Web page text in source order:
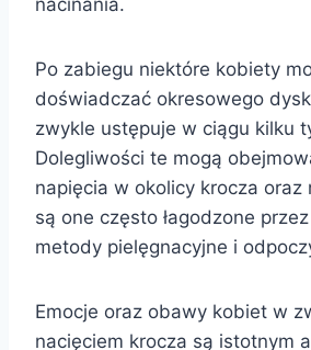
nacinania.
Po zabiegu niektóre kobiety
doświadczać okresowego
zwykle ustępuje w ciągu kilku
Dolegliwości te mogą
napięcia w okolicy krocza oraz
są one często łagodzone
metody pielęgnacyjne i
Emocje oraz obawy kobiet w
nacięciem krocza są istotnym